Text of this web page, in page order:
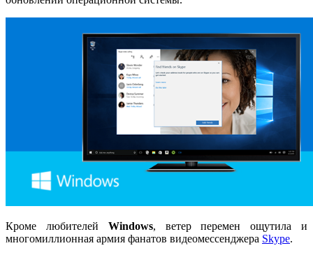
Кроме любителей Windows, ветер перемен ощутила и
многомиллионная армия фанатов видеомессенджера Skype.